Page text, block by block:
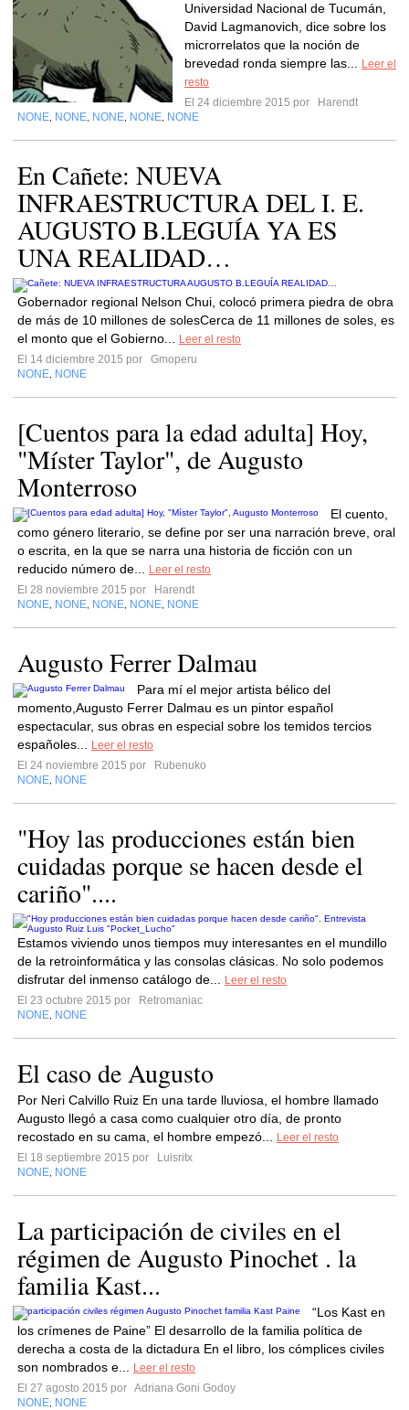
Universidad Nacional de Tucumán,
David Lagmanovich, dice sobre los
microrrelatos que la noción de
brevedad ronda siempre las...
Leer el
resto
El 24 diciembre 2015 por
Harendt
NONE NONE NONE NONE NONE
En Cañete: NUEVA
INFRAESTRUCTURA DEL I. E.
AUGUSTO B.LEGUÍA YA ES
UNA REALIDAD…
Gobernador regional Nelson Chui, colocó primera piedra de obra
de más de 10 millones de solesCerca de 11 millones de soles, es
el monto que el Gobierno...
Leer el resto
El 14 diciembre 2015 por
Gmoperu
NONE NONE
[Cuentos para la edad adulta] Hoy,
"Míster Taylor", de Augusto
Monterroso
El cuento,
como género literario, se define por ser una narración breve, oral
o escrita, en la que se narra una historia de ficción con un
reducido número de...
Leer el resto
El 28 noviembre 2015 por
Harendt
NONE NONE NONE NONE NONE
Augusto Ferrer Dalmau
Para mí el mejor artista bélico del
momento,Augusto Ferrer Dalmau es un pintor español
espectacular, sus obras en especial sobre los temidos tercios
españoles...
Leer el resto
El 24 noviembre 2015 por
Rubenuko
NONE NONE
"Hoy las producciones están bien
cuidadas porque se hacen desde el
cariño"....
Estamos viviendo unos tiempos muy interesantes en el mundillo
de la retroinformática y las consolas clásicas. No solo podemos
disfrutar del inmenso catálogo de...
Leer el resto
El 23 octubre 2015 por
Retromaniac
NONE NONE
El caso de Augusto
Por Neri Calvillo Ruiz En una tarde lluviosa, el hombre llamado
Augusto llegó a casa como cualquier otro día, de pronto
recostado en su cama, el hombre empezó...
Leer el resto
El 18 septiembre 2015 por
Luisritx
NONE NONE
La participación de civiles en el
régimen de Augusto Pinochet . la
familia Kast...
“Los Kast en
los crímenes de Paine” El desarrollo de la familia política de
derecha a costa de la dictadura En el libro, los cómplices civiles
son nombrados e...
Leer el resto
El 27 agosto 2015 por Adriana Goni Godoy
NONE NONE